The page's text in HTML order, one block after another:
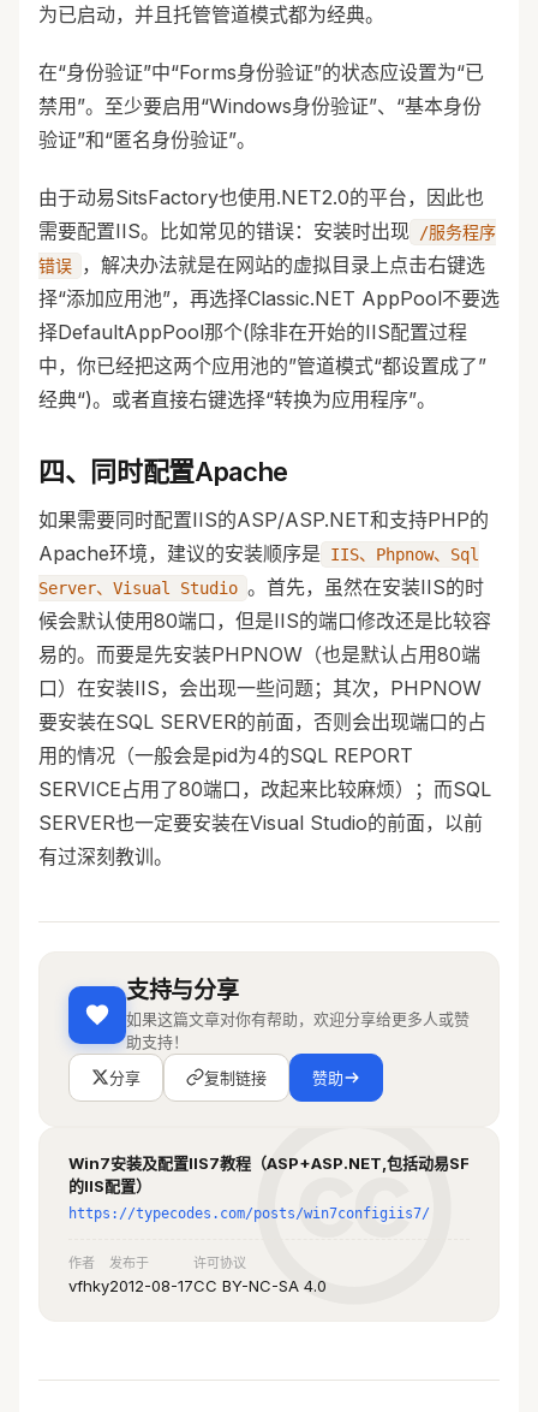
为已启动，并且托管管道模式都为经典。
在“身份验证”中“Forms身份验证”的状态应设置为“已
禁用”。至少要启用“Windows身份验证”、“基本身份
验证”和“匿名身份验证”。
由于动易SitsFactory也使用.NET2.0的平台，因此也
需要配置IIS。比如常见的错误：安装时出现
/服务程序
错误
，解决办法就是在网站的虚拟目录上点击右键选
择“添加应用池”，再选择Classic.NET AppPool不要选
择DefaultAppPool那个(除非在开始的IIS配置过程
中，你已经把这两个应用池的”管道模式“都设置成了”
经典“)。或者直接右键选择“转换为应用程序”。
四、同时配置Apache
如果需要同时配置IIS的ASP/ASP.NET和支持PHP的
Apache环境，建议的安装顺序是
IIS、Phpnow、Sql
Server、Visual Studio 。首先，虽然在安装IIS的时
候会默认使用80端口，但是IIS的端口修改还是比较容
易的。而要是先安装PHPNOW（也是默认占用80端
口）在安装IIS，会出现一些问题；其次，PHPNOW
要安装在SQL SERVER的前面，否则会出现端口的占
用的情况（一般会是pid为4的SQL REPORT
SERVICE占用了80端口，改起来比较麻烦）；而SQL
SERVER也一定要安装在Visual Studio的前面，以前
有过深刻教训。
支持与分享
如果这篇文章对你有帮助，欢迎分享给更多人或赞
助支持！
分享
复制链接 赞助
Win7安装及配置IIS7教程（ASP+ASP.NET,包括动易SF
的IIS配置）
https://typecodes.com/posts/win7configiis7/
作者
vfhky
发布于
2012-08-17
许可协议
CC BY-NC-SA 4.0